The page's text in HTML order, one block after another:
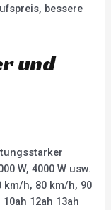
bessere
und
W, 4000 W usw.
km/h, 80 km/h, 90
12ah 13ah